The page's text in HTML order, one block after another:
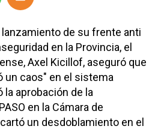
lanzamiento de su frente anti
en la Provincia, el
Axel Kicillof, aseguró que
un caos" en el sistema
aprobación de la
en la Cámara de
un desdoblamiento en el